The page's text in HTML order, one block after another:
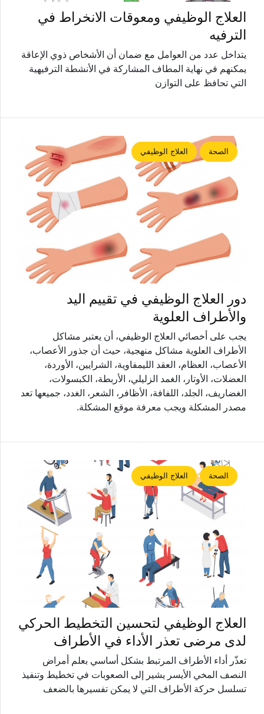
العلاج الوظيفي ومعوقات الانخراط في
الترفيه
يتداخل عدد من العوامل مع ضمان أن الأشخاص ذوي الإعاقة
يمكنهم في نهاية المطاف المشاركة في الأنشطة الترفيهية
التي تحافظ على التوازن
الصحة العلاج الوظيفي
دور العلاج الوظيفي في تقييم اليد
والأطراف العلوية
يجب على أخصائي العلاج الوظيفي، أن يعتبر مشاكل
الأطراف العلوية مشاكل منهجية، حيث أن جذور الأعصاب،
الأعصاب، العظام، العقد الليمفاوية، الشرايين، الأوردة،
العضلات، الأوتار، الغمد الزليلي، الأربطة، الكبسولات،
الغضاريف، الجلد، اللفافة، الأظافر، الشعر، الغدد، جميعها تعد
مصدر المشكلة ويجب معرفة موقع المشكلة.
الصحة العلاج الوظيفي
العلاج الوظيفي لتحسين التخطيط الحركي
لدى مرضى تعذر الأداء في الأطراف
تعذّر أداء الأطراف المرتبط بشكل أساسي بعلم أمراض
النصف المخي الأيسر يشير إلى الصعوبات في تخطيط وتنفيذ
تسلسل حركة الأطراف التي لا يمكن تفسيرها بالضعف